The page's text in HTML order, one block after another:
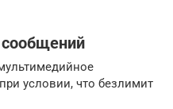
условии, что безлимит